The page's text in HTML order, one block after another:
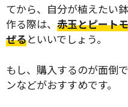
てから、自分が植えたい
作る際は、 赤玉とピート
ぜるといいでしょう。
もし、購入するのが面倒
ンなどがおすすめです。